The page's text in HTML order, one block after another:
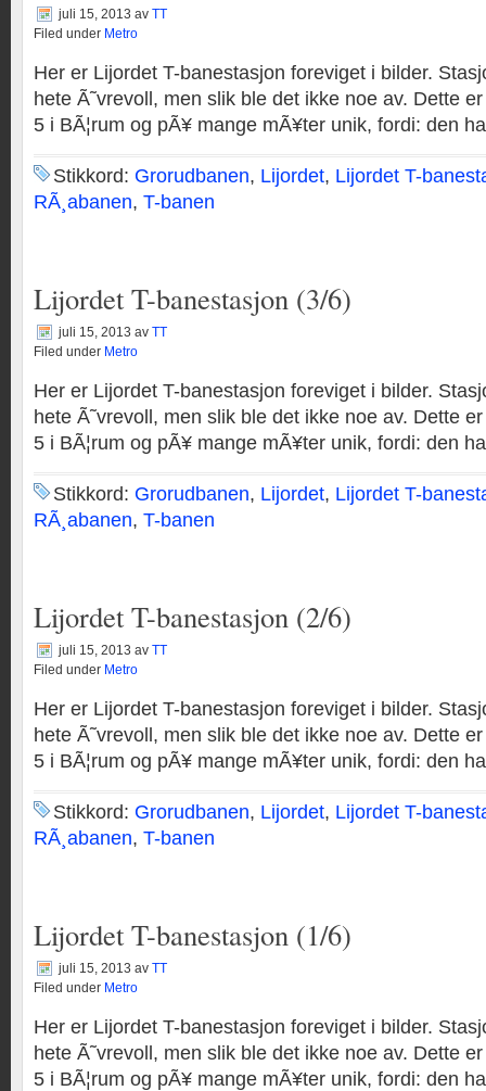
juli 15, 2013 av TT
Filed under Metro
Her er Lijordet T-banestasjon foreviget i bilder.
hete Ã˜vrevoll, men slik ble det ikke noe av. Dette
5 i BÃ¦rum og pÃ¥ mange mÃ¥ter unik, fordi: den
Stikkord: Grorudbanen, Lijordet, Lijordet T-
RÃ¸abanen, T-banen
Lijordet T-banestasjon (3/6)
juli 15, 2013 av TT
Filed under Metro
Her er Lijordet T-banestasjon foreviget i bilder.
hete Ã˜vrevoll, men slik ble det ikke noe av. Dette
5 i BÃ¦rum og pÃ¥ mange mÃ¥ter unik, fordi: den
Stikkord: Grorudbanen, Lijordet, Lijordet T-
RÃ¸abanen, T-banen
Lijordet T-banestasjon (2/6)
juli 15, 2013 av TT
Filed under Metro
Her er Lijordet T-banestasjon foreviget i bilder.
hete Ã˜vrevoll, men slik ble det ikke noe av. Dette
5 i BÃ¦rum og pÃ¥ mange mÃ¥ter unik, fordi: den
Stikkord: Grorudbanen, Lijordet, Lijordet T-
RÃ¸abanen, T-banen
Lijordet T-banestasjon (1/6)
juli 15, 2013 av TT
Filed under Metro
Her er Lijordet T-banestasjon foreviget i bilder.
hete Ã˜vrevoll, men slik ble det ikke noe av. Dette
5 i BÃ¦rum og pÃ¥ mange mÃ¥ter unik, fordi: den